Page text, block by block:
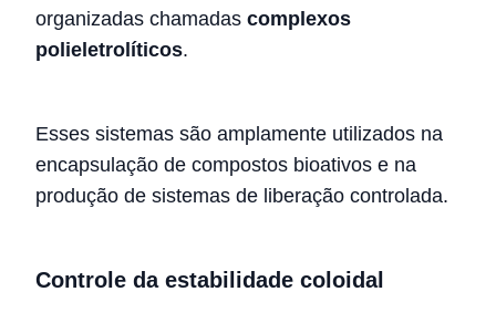
organizadas chamadas complexos
polieletrolíticos.
Esses sistemas são amplamente utilizados na
encapsulação de compostos bioativos e na
produção de sistemas de liberação controlada.
Controle da estabilidade coloidal